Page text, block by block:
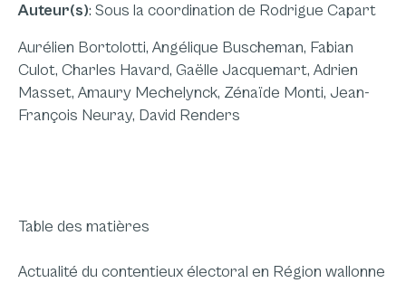
Auteur(s): Sous la coordination de Rodrigue Capart
Aurélien Bortolotti, Angélique Buscheman, Fabian
Culot, Charles Havard, Gaëlle Jacquemart, Adrien
Masset, Amaury Mechelynck, Zénaïde Monti, Jean-
François Neuray, David Renders
Table des matières
Actualité du contentieux électoral en Région wallonne